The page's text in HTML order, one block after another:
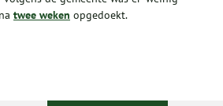
twee weken opgedoekt.